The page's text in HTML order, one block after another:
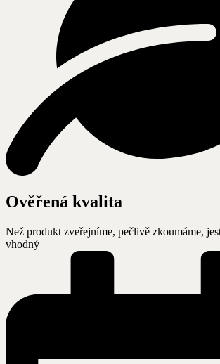
Ověřená kvalita
Než produkt zveřejníme, pečlivě zkoumáme,
vhodný